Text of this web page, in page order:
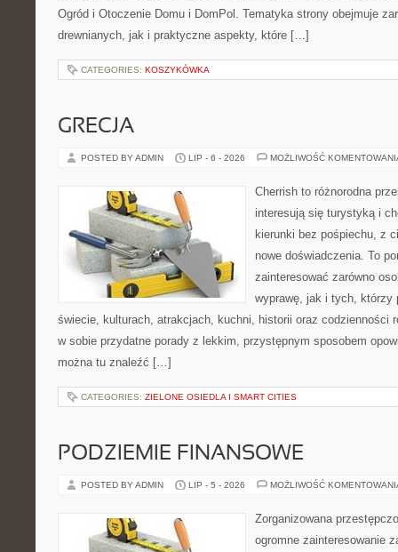
Ogród i Otoczenie Domu i DomPol. Tematyka strony obejmuje
drewnianych, jak i praktyczne aspekty, które […]
CATEGORIES: KOSZYKÓWKA
GRECJA
POSTED BY ADMIN LIP - 6 - 2026 MOŻLIWOŚĆ
Cherrish to różnorodna
interesują się turystyką i
kierunki bez pośpiechu, z
nowe doświadczenia. To
zainteresować zarówno
wyprawę, jak i tych, którzy
świecie, kulturach, atrakcjach, kuchni, historii oraz codzienności
w sobie przydatne porady z lekkim, przystępnym sposobem
można tu znaleźć […]
CATEGORIES: ZIELONE OSIEDLA I SMART CITIES
PODZIEMIE FINANSOWE
POSTED BY ADMIN LIP - 5 - 2026 MOŻLIWOŚĆ
Zorganizowana
ogromne zainteresowanie